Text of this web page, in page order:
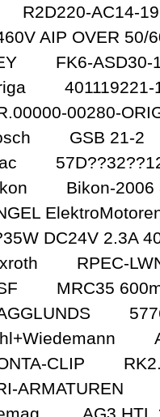
AC14-19
AIP OVER 50/
FK6-ASD30-
401119221-
00280-
GSB 21-2
Bikon-2006
DC24V 2.3A
RPEC-LWN
MRC35
CLIP
ARMATUREN